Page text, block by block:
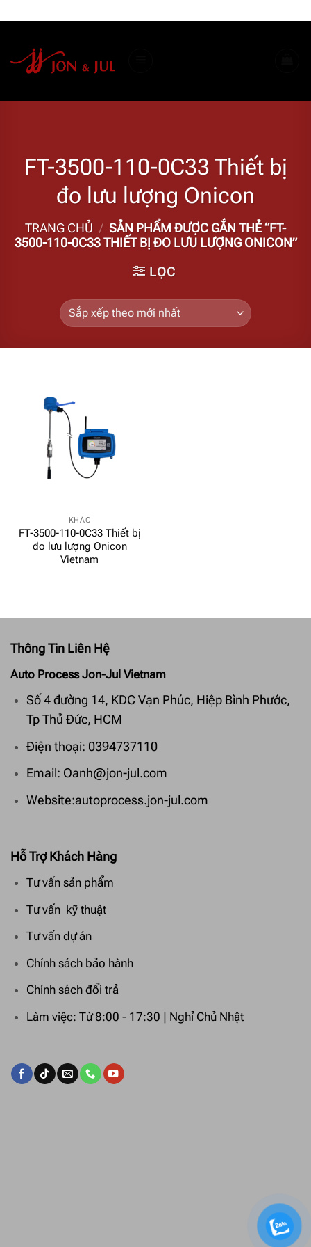
dung
FT-3500-110-0C33 Thiết bị
đo lưu lượng Onicon
TRANG CHỦ / SẢN PHẨM ĐƯỢC GẮN THẺ “FT-
3500-110-0C33 THIẾT BỊ ĐO LƯU LƯỢNG ONICON”
LỌC
KHÁC
FT-3500-110-0C33 Thiết bị
đo lưu lượng Onicon
Vietnam
Thông Tin Liên Hệ
Auto Process Jon-Jul Vietnam
Số 4 đường 14, KDC Vạn Phúc, Hiệp Bình Phước,
Tp Thủ Đức, HCM
Điện thoại: 0394737110
Email: Oanh@jon-jul.com
Website:autoprocess.jon-jul.com
Hỗ Trợ Khách Hàng
Tư vấn sản phẩm
Tư vấn kỹ thuật
Tư vấn dự án
Chính sách bảo hành
Chính sách đổi trả
Làm việc: Từ 8:00 - 17:30 | Nghỉ Chủ Nhật